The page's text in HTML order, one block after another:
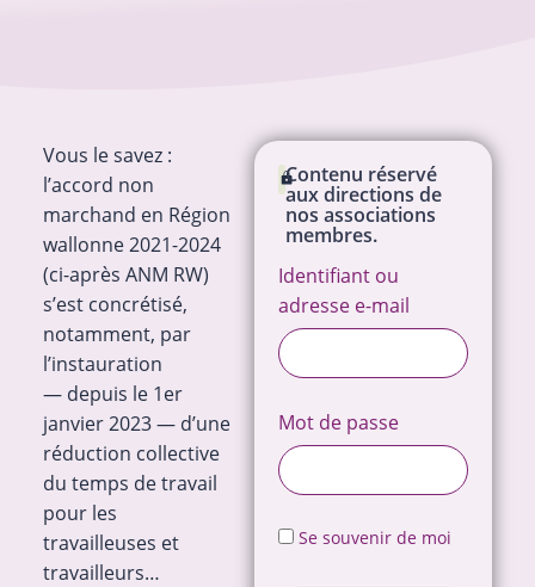
Vous le savez :
l’accord non
marchand en Région
wallonne 2021-2024
(ci-après ANM RW)
s’est concrétisé,
notamment, par
l’instauration
— depuis le 1er
janvier 2023 — d’une
réduction collective
du temps de travail
pour les
travailleuses et
travailleurs…
Contenu réservé
aux directions de
nos associations
membres.
Identifiant ou
adresse e-mail
Mot de passe
Se souvenir de moi